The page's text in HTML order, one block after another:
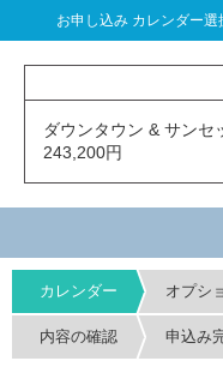
お申し込み カレンダー選
ダウンタウン & サンセ
243,200円
カレンダー オプシ
内容の確認 申込み